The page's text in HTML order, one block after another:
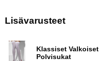
Lisävarusteet
Klassiset Valkoiset
Polvisukat
Tuote.nro 13294